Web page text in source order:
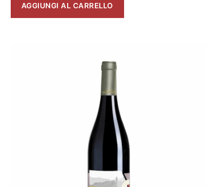
AGGIUNGI AL CARRELLO